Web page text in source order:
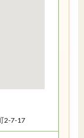
2-7-17